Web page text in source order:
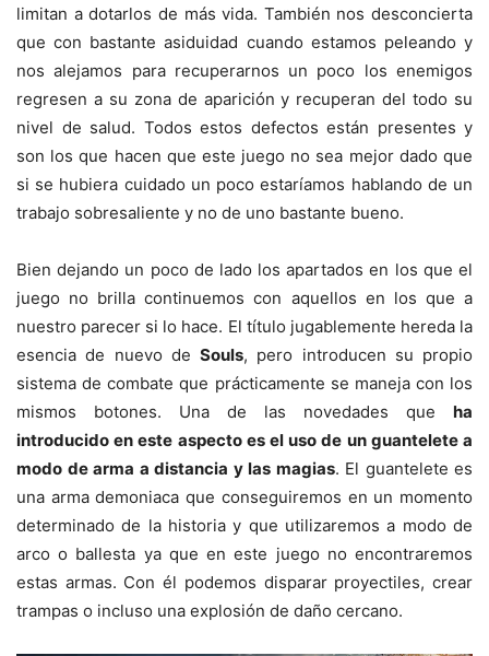
limitan a dotarlos de más vida. También nos desconcierta
que con bastante asiduidad cuando estamos peleando y
nos alejamos para recuperarnos un poco los enemigos
regresen a su zona de aparición y recuperan del todo su
nivel de salud. Todos estos defectos están presentes y
son los que hacen que este juego no sea mejor dado que
si se hubiera cuidado un poco estaríamos hablando de un
trabajo sobresaliente y no de uno bastante bueno.
Bien dejando un poco de lado los apartados en los que el
juego no brilla continuemos con aquellos en los que a
nuestro parecer si lo hace. El título jugablemente hereda la
esencia de nuevo de Souls, pero introducen su propio
sistema de combate que prácticamente se maneja con los
mismos botones. Una de las novedades que ha
introducido en este aspecto es el uso de un guantelete a
modo de arma a distancia y las magias. El guantelete es
una arma demoniaca que conseguiremos en un momento
determinado de la historia y que utilizaremos a modo de
arco o ballesta ya que en este juego no encontraremos
estas armas. Con él podemos disparar proyectiles, crear
trampas o incluso una explosión de daño cercano.